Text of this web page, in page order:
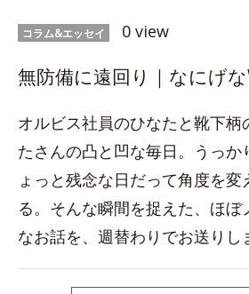
コラム&エッセイ 0 view
無防備に遠回り｜なにげ
オルビス社員のひなたと靴下柄
たさんの凸と凹な毎日。うっか
ょっと残念な日だって角度を
る。そんな瞬間を捉えた、ほぼ
なお話を、週替わりでお送りし